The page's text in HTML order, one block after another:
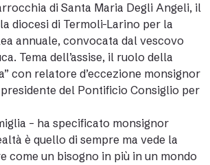
di Santa Maria Degli Angeli, il
diocesi di Termoli-Larino per la
annuale, convocata dal vescovo
Tema dell’assise, il ruolo della
con relatore d’eccezione monsignor
del Pontificio Consiglio per
– ha specificato monsignor
è quello di sempre ma vede la
come un bisogno in più in un mondo